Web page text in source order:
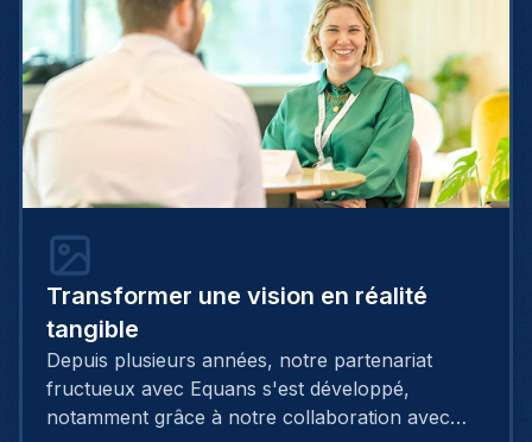
Transformer une vision en réalité
tangible
Depuis plusieurs années, notre partenariat
fructueux avec Equans s'est développé,
notamment grâce à notre collaboration avec